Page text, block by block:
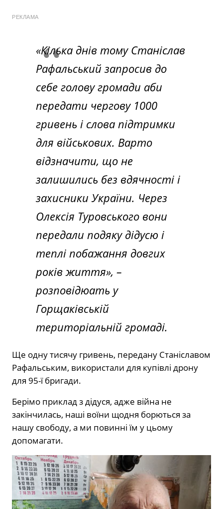
РЕКЛАМА
«Кілька днів тому Станіслав
Рафальський запросив до
себе голову громади аби
передати чергову 1000
гривень і слова підтримки
для військових. Варто
відзначити, що не
залишились без вдячності і
захисники України. Через
Олексія Туровського вони
передали подяку дідусю і
теплі побажання довгих
років життя», –
розповідюать у
Горщаківській
територіальній громаді.
Ще одну тисячу гривень, передану Станіславом
Рафальським, використали для купівлі дрону
для 95-ї бригади.
Берімо приклад з дідуся, адже війна не
закінчилась, наші воїни щодня борються за
нашу свободу, а ми повинні їм у цьому
допомагати.